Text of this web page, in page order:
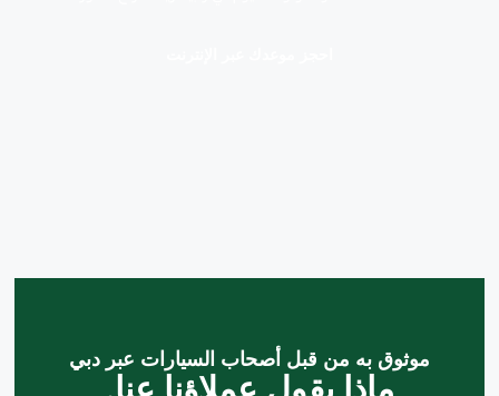
موثوق به من قبل أصحاب السيارات عبر دبي